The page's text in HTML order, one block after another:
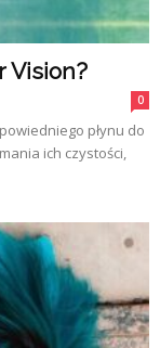
Vision?
0
płynu do
ich czystości,